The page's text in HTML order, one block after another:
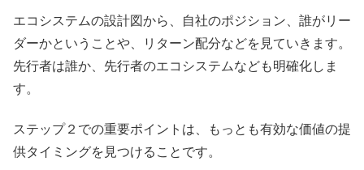
エコシステムの設計図から、自社のポジション、誰がリー
ダーかということや、リターン配分などを見ていきます。
先行者は誰か、先行者のエコシステムなども明確化しま
す。
ステップ２での重要ポイントは、もっとも有効な価値の提
供タイミングを見つけることです。